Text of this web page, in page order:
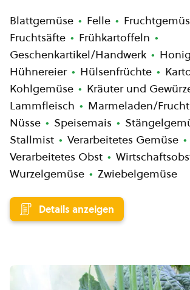
Blattgemüse Felle
Fruchtsäfte
Frühkartoffeln
Geschenkartikel/Handwerk
Honig
Hühnereier
Hülsenfrüchte
Kohlgemüse
Kräuter und
Lammfleisch
Marmeladen/
Nüsse
Speisemais
Stallmist
Verarbeitetes Gemüse
Verarbeitetes Obst
Wurzelgemüse
Zwiebelgemüse
Details anzeigen